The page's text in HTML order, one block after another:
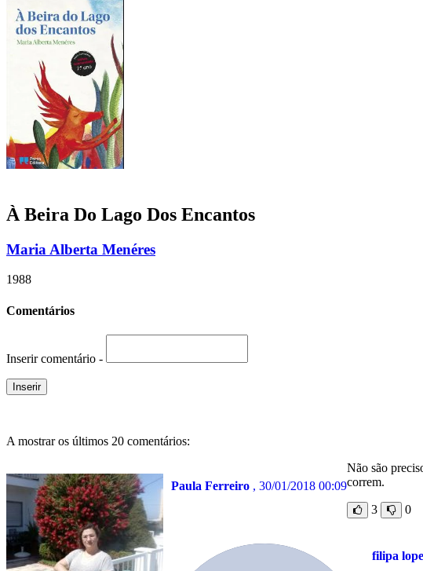
À Beira Do Lago Dos Encantos
Maria Alberta Menéres
1988
Comentários
Inserir comentário -
A mostrar os últimos 20 comentários:
Paula Ferreiro , 30/01/2018 00:09
Não são
correm.
3 0
filipa